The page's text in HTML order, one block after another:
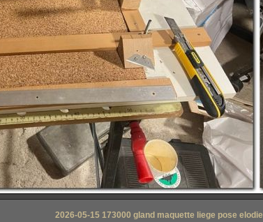
2026-05-15 173000 gland maquette liege pose elodie